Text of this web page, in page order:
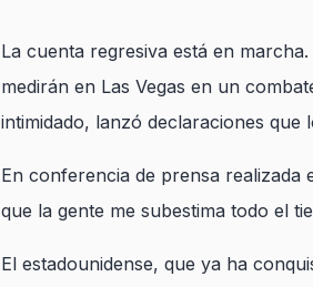
La cuenta regresiva está en
medirán en Las Vegas en un
intimidado, lanzó declaraciones
En conferencia de prensa realizada
que la gente me subestima todo el
El estadounidense, que ya ha